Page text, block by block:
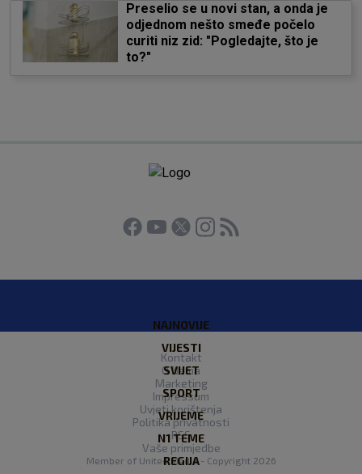
Preselio se u novi stan, a onda je
odjednom nešto smeđe počelo
curiti niz zid: "Pogledajte, što je
to?"
NAJNOVIJE
VIJESTI
SVIJET
SPORT
VRIJEME
N1 TEME
REGIJA
Kontakt
O Nama
Marketing
Impressum
Uvjeti korištenja
Politika privatnosti
RSS
Vaše primjedbe
Member of United Media- Copyright 2026